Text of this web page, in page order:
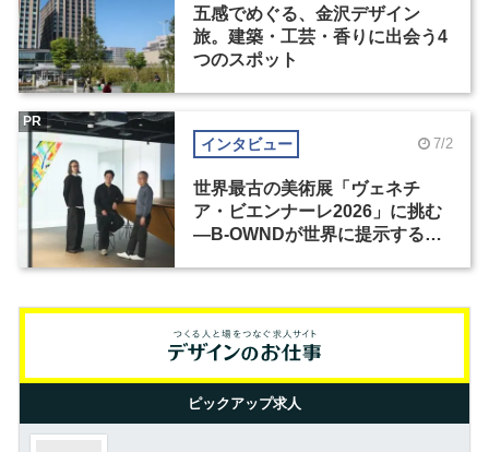
五感でめぐる、金沢デザイン
旅。建築・工芸・香りに出会う4
つのスポット
インタビュー 7/2
世界最古の美術展「ヴェネチ
ア・ビエンナーレ2026」に挑む
―B-OWNDが世界に提示する美
PR
ピックアップ求人